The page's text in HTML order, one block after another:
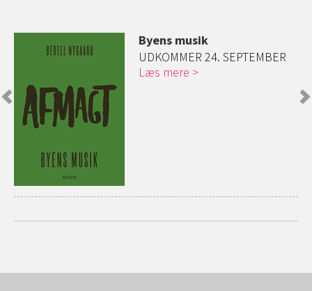
Byens musik
UDKOMMER 24. SEPTEMBER
Læs mere